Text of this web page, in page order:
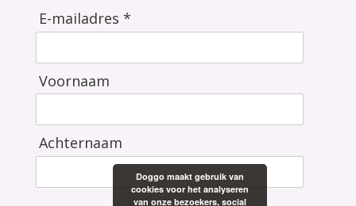
E-mailadres *
Voornaam
Achternaam
Doggo maakt gebruik van
cookies voor het analyseren
van onze bezoekers, social